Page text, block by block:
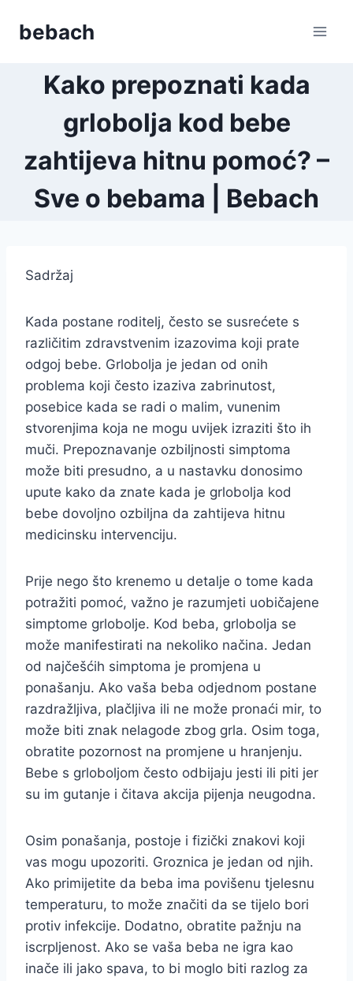
bebach
Kako prepoznati kada
grlobolja kod bebe
zahtijeva hitnu pomoć? –
Sve o bebama | Bebach
Sadržaj
Kada postane roditelj, često se susrećete s
različitim zdravstvenim izazovima koji prate
odgoj bebe. Grlobolja je jedan od onih
problema koji često izaziva zabrinutost,
posebice kada se radi o malim, vunenim
stvorenjima koja ne mogu uvijek izraziti što ih
muči. Prepoznavanje ozbiljnosti simptoma
može biti presudno, a u nastavku donosimo
upute kako da znate kada je grlobolja kod
bebe dovoljno ozbiljna da zahtijeva hitnu
medicinsku intervenciju.
Prije nego što krenemo u detalje o tome kada
potražiti pomoć, važno je razumjeti uobičajene
simptome grlobolje. Kod beba, grlobolja se
može manifestirati na nekoliko načina. Jedan
od najčešćih simptoma je promjena u
ponašanju. Ako vaša beba odjednom postane
razdražljiva, plačljiva ili ne može pronaći mir, to
može biti znak nelagode zbog grla. Osim toga,
obratite pozornost na promjene u hranjenju.
Bebe s grloboljom često odbijaju jesti ili piti jer
su im gutanje i čitava akcija pijenja neugodna.
Osim ponašanja, postoje i fizički znakovi koji
vas mogu upozoriti. Groznica je jedan od njih.
Ako primijetite da beba ima povišenu tjelesnu
temperaturu, to može značiti da se tijelo bori
protiv infekcije. Dodatno, obratite pažnju na
iscrpljenost. Ako se vaša beba ne igra kao
inače ili jako spava, to bi moglo biti razlog za